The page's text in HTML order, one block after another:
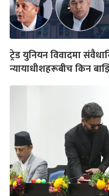
ट्रेड युनियन विवादमा
न्यायाधीशहरूबीच किन